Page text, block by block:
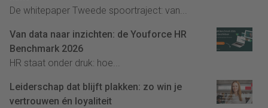
De whitepaper Tweede spoortraject: van...
Van data naar inzichten: de Youforce HR
Benchmark 2026
HR staat onder druk: hoe...
Leiderschap dat blijft plakken: zo win je
vertrouwen én loyaliteit